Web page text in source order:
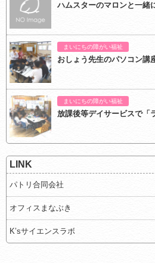
ハムスターのマロンと一緒
まいにちの障がい福祉
おしょう先生のパソコン講
まいにちの障がい福祉
放課後等デイサービスで「
LINK
パトリ合同会社
オフィスまなぶき
K’sサイエンスラボ